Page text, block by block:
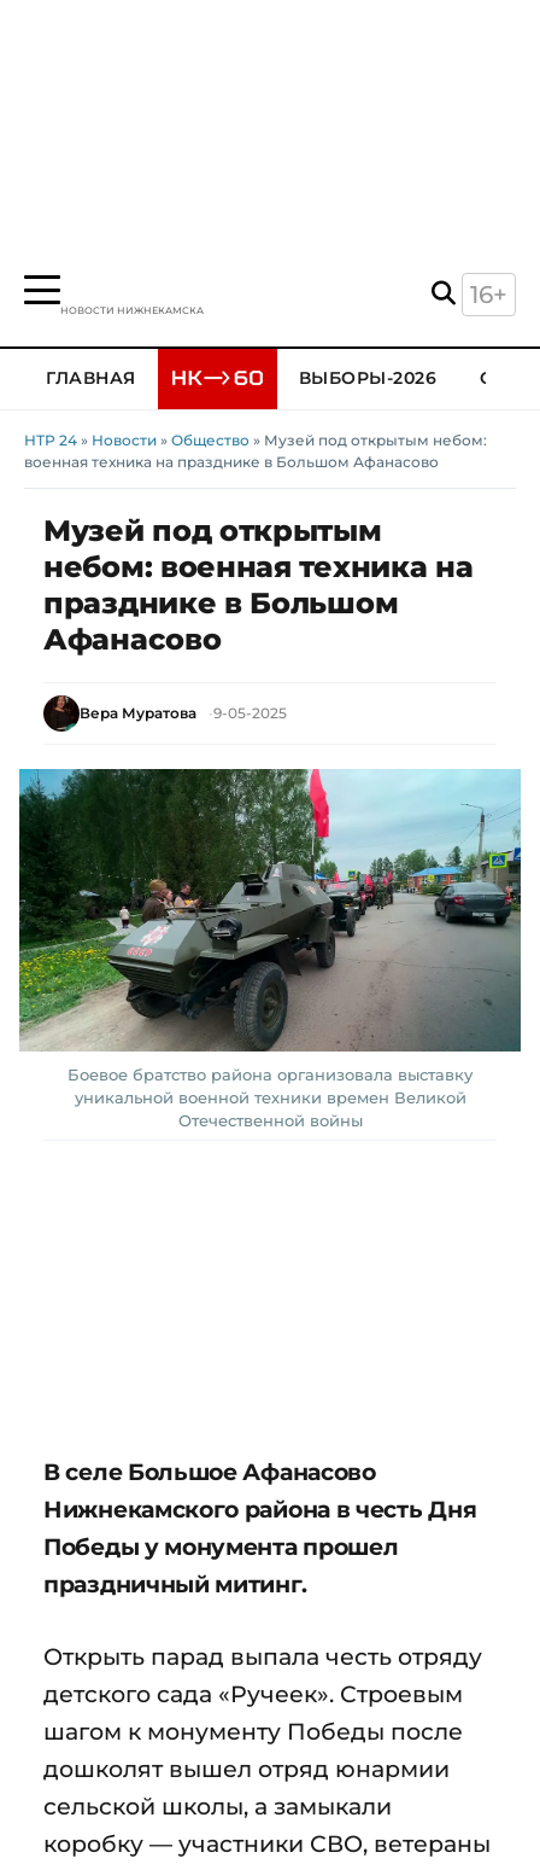
НОВОСТИ НИЖНЕКАМСКА
16+
ГЛАВНАЯ ВЫБОРЫ-2026
НТР 24 » Новости » Общество » Музей под открытым небом:
военная техника на празднике в Большом Афанасово
Музей под открытым
небом: военная техника на
празднике в Большом
Афанасово
Вера Муратова 9-05-2025
Боевое братство района организовала выставку
уникальной военной техники времен Великой
Отечественной войны
В селе Большое Афанасово
Нижнекамского района в честь Дня
Победы у монумента прошел
праздничный митинг.
Открыть парад выпала честь отряду
детского сада «Ручеек». Строевым
шагом к монументу Победы после
дошколят вышел отряд юнармии
сельской школы, а замыкали
коробку — участники СВО, ветераны